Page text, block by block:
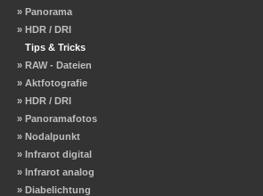
» Panorama
» HDR / DRI
Tips & Tricks
» RAW - Dateien
» Aktfotografie
» HDR / DRI
» Panoramafotos
» Nodalpunkt
» Infrarot digital
» Infrarot analog
» Diabelichtung